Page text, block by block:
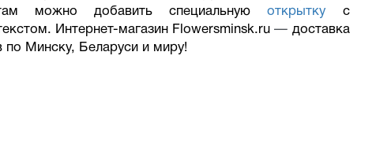
можно добавить специальнуюоткрытку с
Интернет-магазин Flowersminsk.ru— доставка
по Минску, Беларуси и миру!